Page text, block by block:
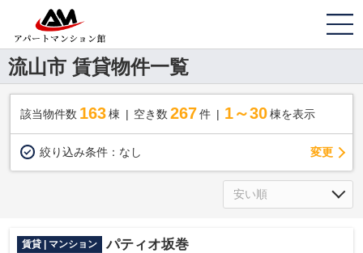
流山市 賃貸物件一覧
該当物件数 163棟 空き数 267 件 1～30 棟を表示
絞り込み条件： なし 変更
賃貸 | マンション パティオ坂巻